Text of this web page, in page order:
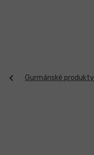
Gurmánské produkty